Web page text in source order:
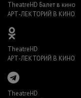
TheatreHD Балет в кино
АРТ-ЛЕКТОРИЙ В КИНО
TheatreHD
АРТ-ЛЕКТОРИЙ В КИНО
TheatreHD